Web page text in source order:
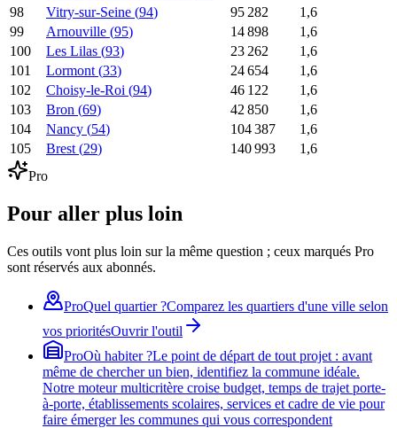
98
Vitry-sur-Seine (94) 95 282
1,6
99
Arnouville (95) 14 898
1,6
100
Les Lilas (93) 23 262
1,6
101
Lormont (33) 24 654
1,6
102
Choisy-le-Roi (94) 46 122
1,6
103
Bron (69) 42 850
1,6
104
Nancy (54) 104 387
1,6
105
Brest (29) 140 993
1,6
Pro
Pour aller plus loin
Ces outils vont plus loin sur la même question ; ceux marqués Pro
sont réservés aux abonnés.
ProQuel quartier ?Comparez les quartiers d'une ville selon
vos prioritésOuvrir l'outil
ProOù habiter ?Le point de départ de tout projet : avant
même de chercher un bien, identifiez la commune idéale.
Notre moteur multicritère croise budget, temps de trajet porte-
à-porte, établissements scolaires, services et cadre de vie pour
faire émerger les communes qui vous correspondent